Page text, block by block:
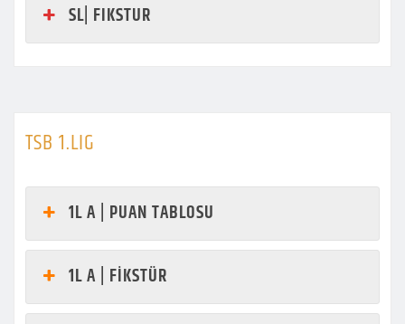
SL| FIKSTUR
TSB 1.LIG
1L A | PUAN TABLOSU
1L A | FİKSTÜR